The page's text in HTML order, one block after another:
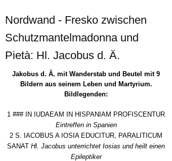
Nordwand - Fresko zwischen
Schutzmantelmadonna und
Pietà: Hl. Jacobus d. Ä.
Jakobus d. Ä. mit Wanderstab und Beutel mit 9
Bildern aus seinem Leben und Martyrium.
Bildlegenden:
1 ### IN IUDAEAM IN HISPANIAM PROFISCENTUR
Eintreffen in Spanien
2 S. IACOBUS A IOSIA EDUCITUR, PARALITICUM
SANAT Hl. Jacobus unterrichtet Iosias und heilt einen
Epileptiker